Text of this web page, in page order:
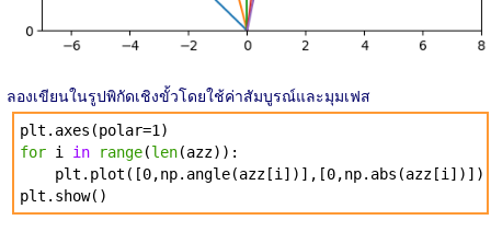
ลองเขียนในรูปพิกัดเชิงขั้วโดยใช้ค่าสัมบูรณ์และมุมเฟส
plt.axes(polar=1)
for i in range(len(azz)):
plt.plot([0,np.angle(azz[i])],[0,np.abs(azz[i])])
plt.show()